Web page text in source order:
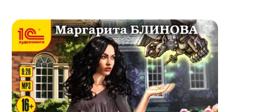
О нас
Партнерам